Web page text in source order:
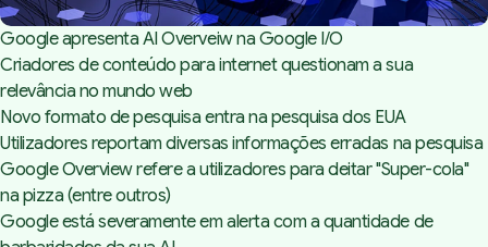
Google apresenta AI Overveiw na Google I/O
Criadores de conteúdo para internet questionam a sua
relevância no mundo web
Novo formato de pesquisa entra na pesquisa dos EUA
Utilizadores reportam diversas informações erradas na pesquisa
Google Overview refere a utilizadores para deitar "Super-cola"
na pizza (entre outros)
Google está severamente em alerta com a quantidade de